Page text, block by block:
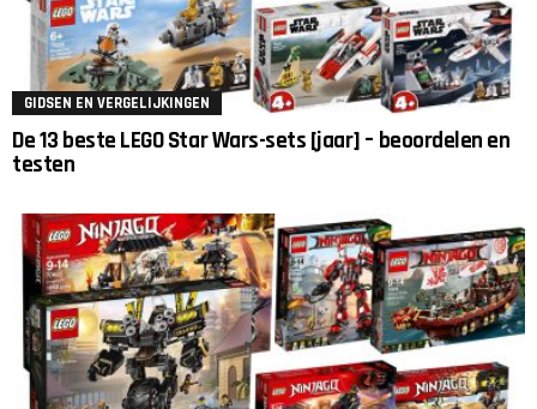
GIDSEN EN VERGELIJKINGEN
De 13 beste LEGO Star Wars-sets [jaar] – beoordelen en
testen